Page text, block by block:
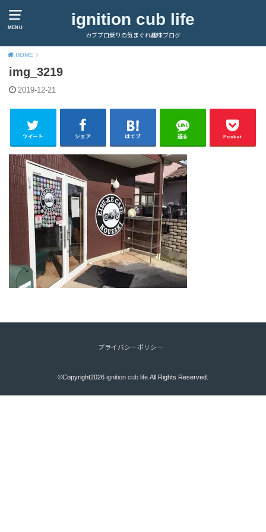
MENU ignition cub life
カブプロ乗りの気まぐれ趣味ブログ
HOME
img_3219
2019-12-21
ツイート シェア はてブ 送る Pocket
プライバシーポリシー
©Copyright2026 ignition cub life.All Rights Reserved.